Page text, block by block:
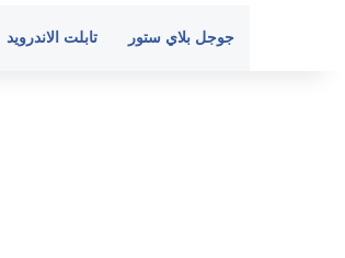
جوجل بلاي ستور تابلت الاندرويد